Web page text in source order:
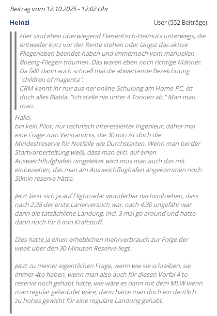
Beitrag vom 12.10.2025 - 12:02 Uhr
Heinzi
User (552 Beiträge)
Hier sind eben überwiegend Fliesentisch-Helmuts unterwegs, die
entweder kurz vor der Rente stehen oder längst das aktive
Fliegerleben beendet haben und immernoch vom manuellen
Boeing-Fliegen träumen. Das waren eben noch richtige Männer.
Da fällt dann auch schnell mal die abwertende Bezeichnung
"children of magenta".
CRM kennt ihr nur aus ner online-Schulung am Home-PC, ist
doch alles Blabla. "Ich stelle nie unter 4 Tonnen ab." Man man
man.
Hallo,
bin kein Pilot, nur technisch interessierter Ingenieur, daher mal
eine Frage zum Verständnis, die 30 min ist doch die
Mindestreserve für Notfälle wie Durchstarten. Wenn man bei der
Startvorberteitung weiß, dass man evtl. auf einen
Ausweichflufghafen umgeleitet wird mus man auch das mit
einbeziehen, das man am Ausweichflughafen angekommen noch
30min reserve hätte.
Jetzt lässt sich ja auf Flightradar wunderbar nachvollziehen, dass
nach 2:38 der erste Lanerversuch war. nach 4:30 ungefähr war
dann die tatsächliche Landung, incl. 3 mal go around und hatte
dann noch für 6 min Kraftstoff.
Dies hatte ja einen erheblichen mehrverbrauch zur Folge der
weeit über den 30 Minuten Reserve liegt.
Jetzt zu meiner eigentlichen Frage, wenn wie sie schreiben, sie
immer 4to haben, wenn man also auch für diesen Vorfal 4 to
reserve noch gehabt hätte, wie wäre es dann mit dem MLW wenn
man regulär gelanbdet wäre, dann hätte man doch ein deutlich
zu hohes gewicht für eine reguläre Landung gehabt.